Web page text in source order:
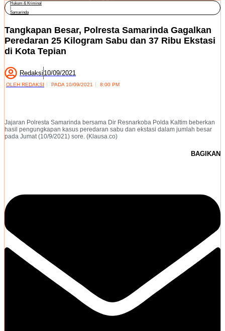
Hukum & Kriminal
Samarinda
Tangkapan Besar, Polresta Samarinda Gagalkan
Peredaran 25 Kilogram Sabu dan 37 Ribu Ekstasi
di Kota Tepian
Redaksi 10/09/2021
OLEH REDAKSI PADA 10/09/2021 8:00 PM
Jajaran Polresta Samarinda bersama Dir Resnarkoba Polda Kaltim beberkan
hasil pengungkapan kasus peredaran sabu dan ekstasi dalam jumlah besar
pada Jumat (10/9/2021) sore. (Klausa.co)
BAGIKAN